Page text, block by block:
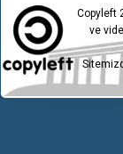
Copyleft
ve